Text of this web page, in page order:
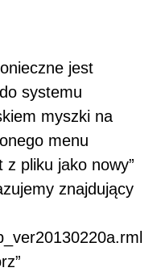
jest
systemu
myszki na
menu
pliku jako nowy”
znajdujący